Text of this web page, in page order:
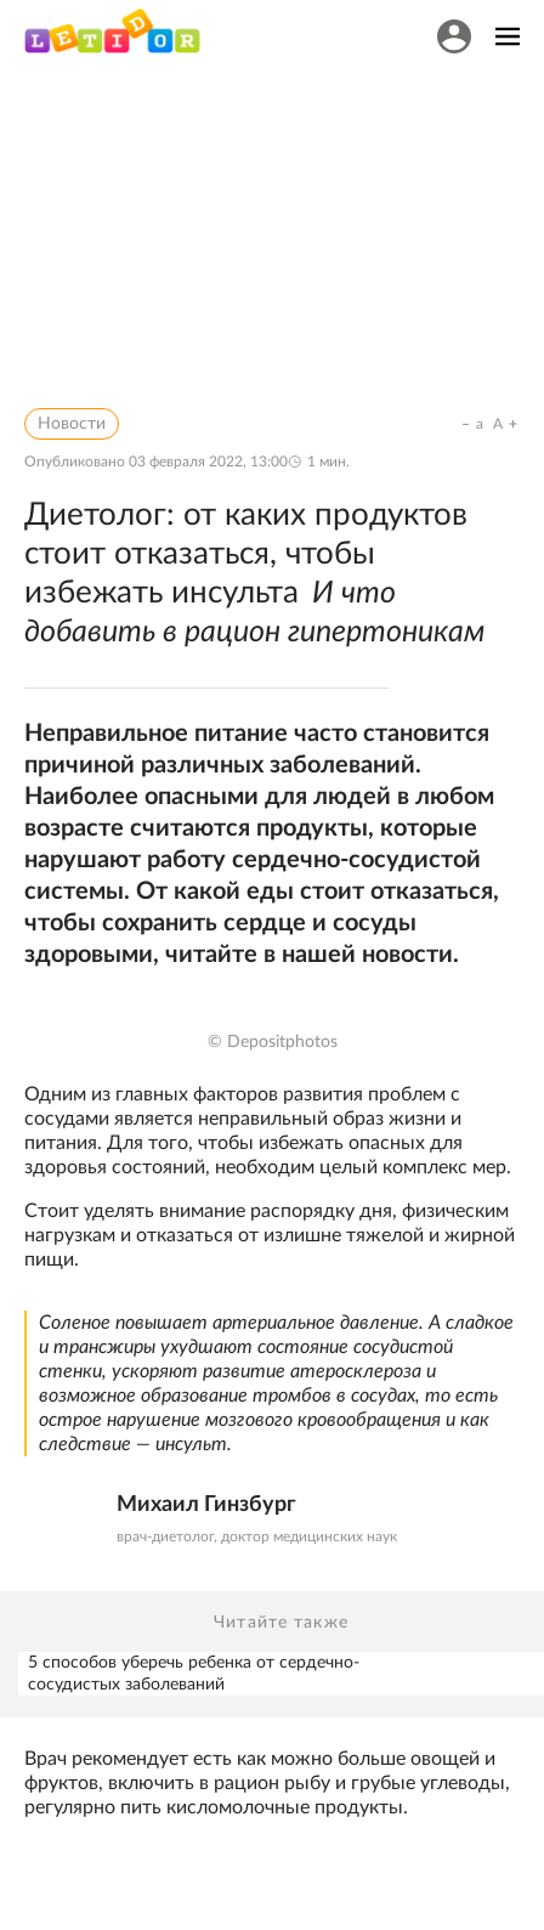
Новости
Опубликовано 03 февраля 2022, 13:00 1 мин.
a A
Диетолог: от каких продуктов
стоит отказаться, чтобы
избежать инсульта И что
добавить в рацион гипертоникам
Неправильное питание часто становится
причиной различных заболеваний.
Наиболее опасными для людей в любом
возрасте считаются продукты, которые
нарушают работу сердечно-сосудистой
системы. От какой еды стоит отказаться,
чтобы сохранить сердце и сосуды
здоровыми, читайте в нашей новости.
© Depositphotos
Одним из главных факторов развития проблем с
сосудами является неправильный образ жизни и
питания. Для того, чтобы избежать опасных для
здоровья состояний, необходим целый комплекс мер.
Стоит уделять внимание распорядку дня, физическим
нагрузкам и отказаться от излишне тяжелой и жирной
пищи.
Соленое повышает артериальное давление. А сладкое
и трансжиры ухудшают состояние сосудистой
стенки, ускоряют развитие атеросклероза и
возможное образование тромбов в сосудах, то есть
острое нарушение мозгового кровообращения и как
следствие — инсульт.
Михаил Гинзбург
врач-диетолог, доктор медицинских наук
Читайте также
5 способов уберечь ребенка от сердечно-
сосудистых заболеваний
Врач рекомендует есть как можно больше овощей и
фруктов, включить в рацион рыбу и грубые углеводы,
регулярно пить кисломолочные продукты.